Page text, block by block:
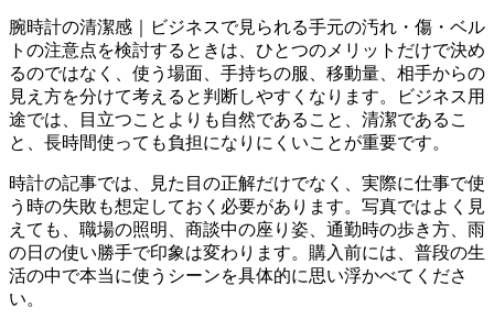
腕時計の清潔感｜ビジネスで見られる手元の汚れ・傷・ベル
トの注意点を検討するときは、ひとつのメリットだけで決め
るのではなく、使う場面、手持ちの服、移動量、相手からの
見え方を分けて考えると判断しやすくなります。ビジネス用
途では、目立つことよりも自然であること、清潔であるこ
と、長時間使っても負担になりにくいことが重要です。
時計の記事では、見た目の正解だけでなく、実際に仕事で使
う時の失敗も想定しておく必要があります。写真ではよく見
えても、職場の照明、商談中の座り姿、通勤時の歩き方、雨
の日の使い勝手で印象は変わります。購入前には、普段の生
活の中で本当に使うシーンを具体的に思い浮かべてくださ
い。